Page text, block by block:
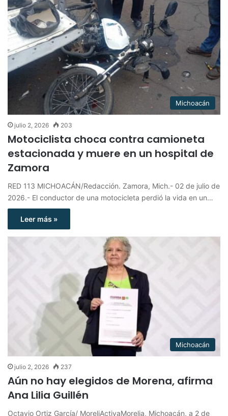
Michoacán
julio 2, 2026 203
Motociclista choca contra camioneta
estacionada y muere en un hospital de
Zamora
RED 113 MICHOACÁN/Redacción. Zamora, Mich.- 02 de julio de
2026.- El conductor de una motocicleta perdió la vida en un…
Leer más »
Michoacán
julio 2, 2026 237
Aún no hay elegidos de Morena, afirma
Ana Lilia Guillén
Octavio Ortiz García/ MoreliActivaMorelia, Michoacán, a 2 de